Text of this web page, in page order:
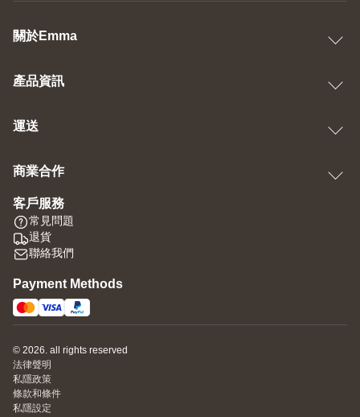
關於Emma
產品資訊
運送
商業合作
客戶服務
常見問題
退貨
聯絡我們
Payment Methods
© 2026. all rights reserved
法律聲明
私隱政策
條款和條件
私隱設定